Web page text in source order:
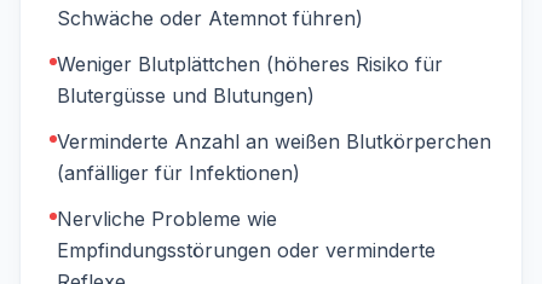
Schwäche oder Atemnot führen)
Weniger Blutplättchen (höheres Risiko für
Blutergüsse und Blutungen)
Verminderte Anzahl an weißen Blutkörperchen
(anfälliger für Infektionen)
Nervliche Probleme wie
Empfindungsstörungen oder verminderte